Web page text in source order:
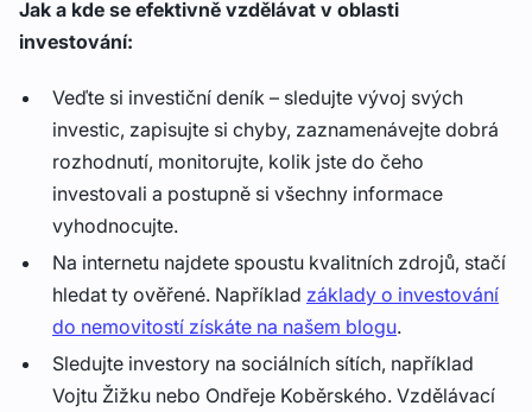
Jak a kde se efektivně vzdělávat v oblasti
investování:
Veďte si investiční deník – sledujte vývoj svých
investic, zapisujte si chyby, zaznamenávejte dobrá
rozhodnutí, monitorujte, kolik jste do čeho
investovali a postupně si všechny informace
vyhodnocujte.
Na internetu najdete spoustu kvalitních zdrojů, stačí
hledat ty ověřené. Například základy o investování
do nemovitostí získáte na našem blogu.
Sledujte investory na sociálních sítích, například
Vojtu Žižku nebo Ondřeje Koběrského. Vzdělávací